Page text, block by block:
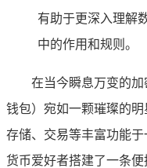
有助于更深入理解
中的作用和规则。
在当今瞬息万变的加
钱包）宛如一颗璀璨的
存储、交易等丰富功能
货币爱好者搭建了一条